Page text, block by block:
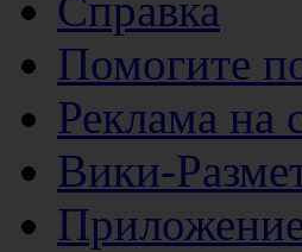
Справка
Помогите
Реклама на
Вики-